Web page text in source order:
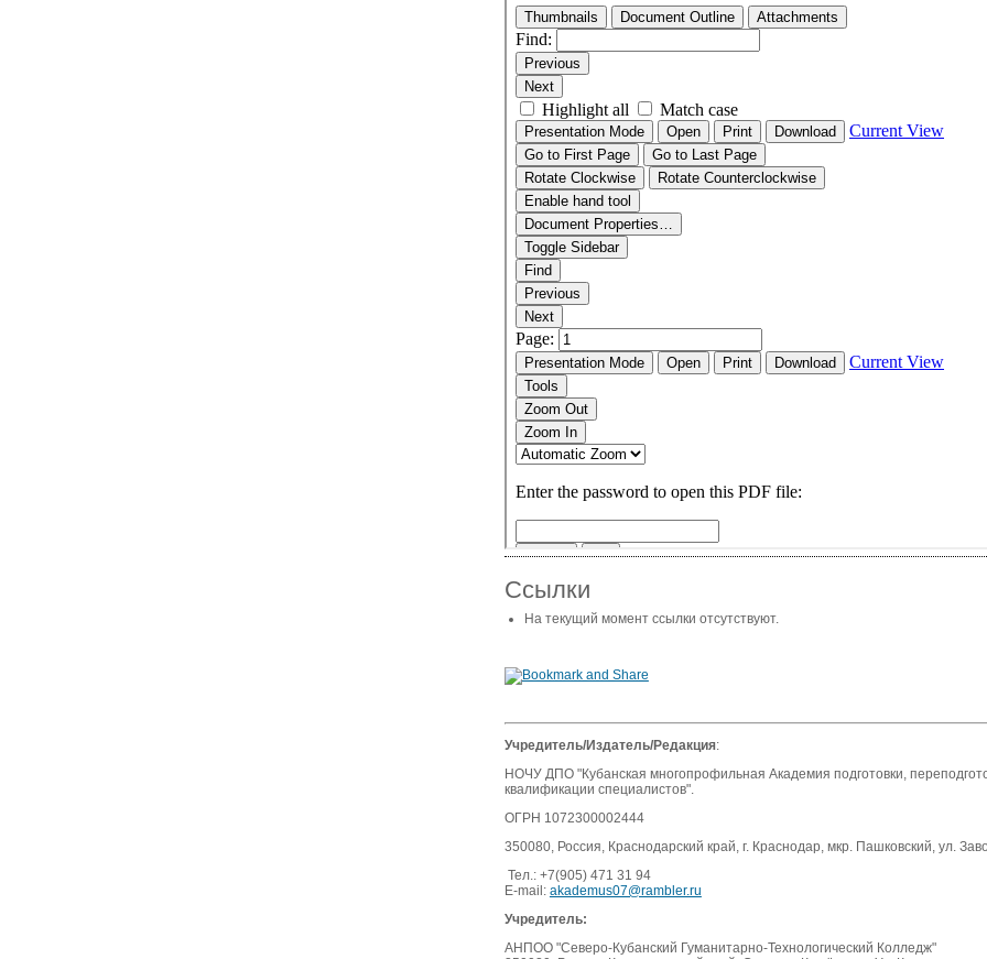
Ссылки
На текущий момент ссылки отсутствуют.
Учредитель/Издатель/Редакция:
НОЧУ ДПО "Кубанская многопрофильная Академия подготовки,
квалификации специалистов".
ОГРН 1072300002444
350080, Россия, Краснодарский край, г. Краснодар, мкр. Пашковский, ул.
Тел.: +7(905) 471 31 94
E-mail: akademus07@rambler.ru
Учредитель:
АНПОО "Северо-Кубанский Гуманитарно-Технологический Колледж"